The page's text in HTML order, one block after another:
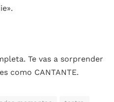
Te vas a sorprender
como CANTANTE.